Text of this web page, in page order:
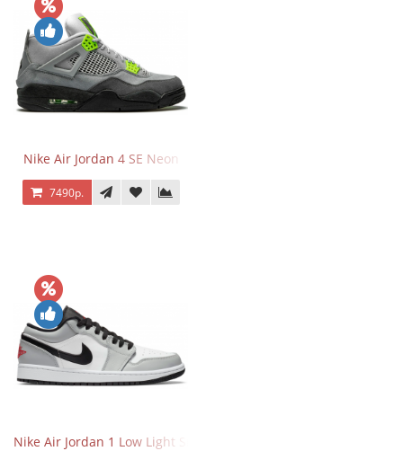
Nike Air Jordan 4 SE Neon
7490р.
Nike Air Jordan 1 Low Light Smoke Grey